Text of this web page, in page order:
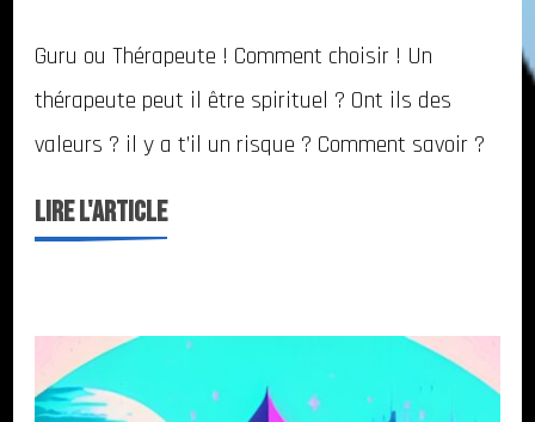
valeurs
du
thérapeute
du
Guru
Guru ou Thérapeute ! Comment choisir ! Un
thérapeute peut il être spirituel ? Ont ils des
valeurs ? il y a t’il un risque ? Comment savoir ?
LIRE l'ARTICLE